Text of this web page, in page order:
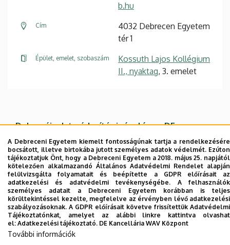
b.hu
Cím
4032 Debrecen Egyetem
tér 1
Épület, emelet, szobaszám
Kossuth Lajos Kollégium
II., nyaktag, 3. emelet
Dolgozói adatmódosítás igénylése a DE
telefonkönyvében|Külső személyek rögzítése a
DE telefonkönyvében|Súgó|Hibabejelentés
A Debreceni Egyetem kiemelt fontosságúnak tartja a rendelkezésére
bocsátott, illetve birtokába jutott személyes adatok védelmét. Ezúton
tájékoztatjuk Önt, hogy a Debreceni Egyetem a 2018. május 25. napjától
kötelezően alkalmazandó Általános Adatvédelmi Rendelet alapján
felülvizsgálta folyamatait és beépítette a GDPR előírásait az
adatkezelési és adatvédelmi tevékenységébe. A felhasználók
személyes adatait a Debreceni Egyetem korábban is teljes
körültekintéssel kezelte, megfelelve az érvényben lévő adatkezelési
szabályozásoknak. A GDPR előírásait követve frissítettük Adatvédelmi
Tájékoztatónkat, amelyet az alábbi linkre kattintva olvashat
el: Adatkezelési tájékoztató. DE Kancellária WAV Központ
További információk